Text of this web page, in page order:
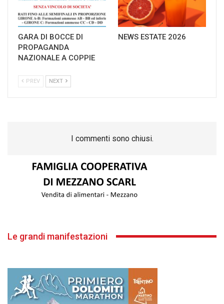
GARA DI BOCCE DI
PROPAGANDA
NAZIONALE A COPPIE
NEWS ESTATE 2026
PREV NEXT
I commenti sono chiusi.
Le grandi manifestazioni